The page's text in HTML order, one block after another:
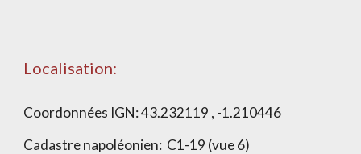
Localisation:
Coordonnées IGN:43.232119 , -1.210446
Cadastre napoléonien: C1-19 (vue 6)